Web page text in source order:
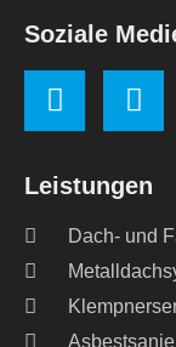
Leistungen
Dach- und
Soziale